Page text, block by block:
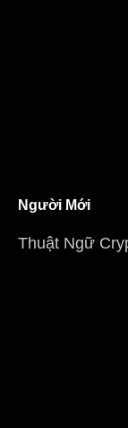
Người Mới
Thuật Ngữ